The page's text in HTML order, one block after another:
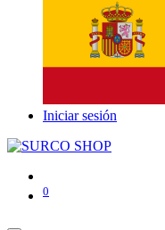
Iniciar sesión
0